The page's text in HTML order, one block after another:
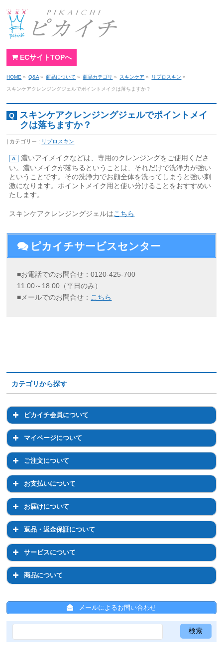
ECサイトTOPへ
HOME » Q&A » 商品について » 商品カテゴリ » スキンケア » リプロスキン »
スキンケアクレンジングジェルでポイントメイクは落ちますか？
スキンケアクレンジングジェルでポイントメイ
クは落ちますか？
カテゴリー : リプロスキン
濃いアイメイクなどは、専用のクレンジングをご使用くださ
い。濃いメイクが落ちるということは、それだけで洗浄力が強い
ということです。その洗浄力でお顔全体を洗ってしまうと強い刺
激になります。ポイントメイク用と使い分けることをおすすめい
たします。
スキンケアクレンジングジェルはこちら
ピカイチサービスセンター
■お電話でのお問合せ：0120-425-700
11:00～18:00（平日のみ）
■メールでのお問合せ： こちら
カテゴリから探す
ピカイチ会員について
ピカイチ会員について
会員登録について
退会について
マイページについて
マイページについて
マイページでのお手続き
ログイン・パスワードについて
登録情報の変更
ご注文について
ご注文について
注文前のご相談について
通常購入について
定期コースについて
配送について
ひと箱割について
ひかりちゃんシールについて
お支払いについて
お支払いについて
お支払い方法について
お支払い方法の変更について
お届けについて
お届けについて
お届け先の変更について
お届け日時・周期の変更
返品・返金保証について
返品・返金保証について
返品について
サービスについて
サービスについて
ひと箱割について
商品について
スキンケア全般について
メールによるお問い合わせ